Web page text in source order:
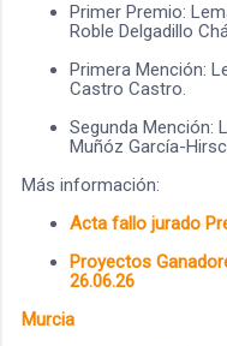
Primer Premio:
Roble Delgadillo
Primera Mención:
Castro Castro.
Segunda Mención:
Muñóz García-
Más información:
Acta fallo jurado
Proyectos
26.06.26
Murcia